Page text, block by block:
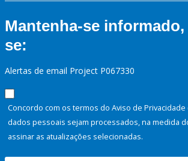
Mantenha-se
se:
Alertas de email Project P067330
Concordo com os termos do Aviso de
dados pessoais sejam processados, na medida
assinar as atualizações selecionadas.